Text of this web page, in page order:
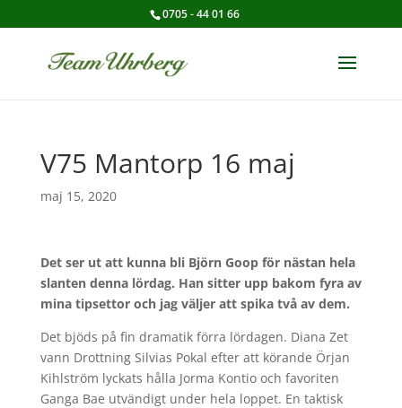
0705 - 44 01 66
V75 Mantorp 16 maj
maj 15, 2020
Det ser ut att kunna bli Björn Goop för nästan hela
slanten denna lördag. Han sitter upp bakom fyra av
mina tipsettor och jag väljer att spika två av dem.
Det bjöds på fin dramatik förra lördagen. Diana Zet
vann Drottning Silvias Pokal efter att körande Örjan
Kihlström lyckats hålla Jorma Kontio och favoriten
Ganga Bae utvändigt under hela loppet. En taktisk